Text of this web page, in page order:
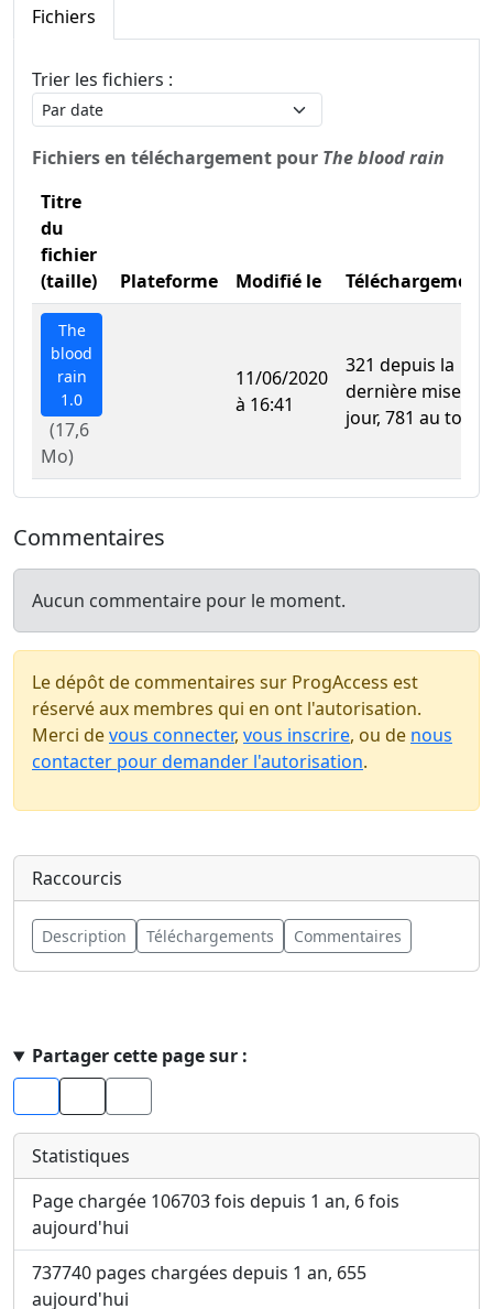
Raccourcis
Description Téléchargements Commentaires
Fichiers
Trier les fichiers :
Fichiers en téléchargement pour The blood rain
Titre
du
fichier
(taille)
Plateforme Modifié le
The
blood
rain
1.0
(17,6
Mo)
11/06/2020
à 16:41
321 depuis la
dernière mise à
jour, 781 au total
Commentaires
Aucun commentaire pour le moment.
Le dépôt de commentaires sur ProgAccess est
réservé aux membres qui en ont l'autorisation.
Merci devous connecter, vous inscrire, ou de nous
contacter pour demander l'autorisation.
Partager cette page sur :
Facebook
Statistiques
Page chargée 106703 fois depuis 1 an, 6 fois
aujourd'hui
737740 pages chargées depuis 1 an, 655
aujourd'hui